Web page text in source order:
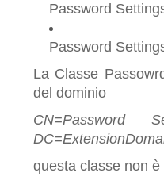
Password
Password
La Classe
del dominio
CN=Password
questa classe non